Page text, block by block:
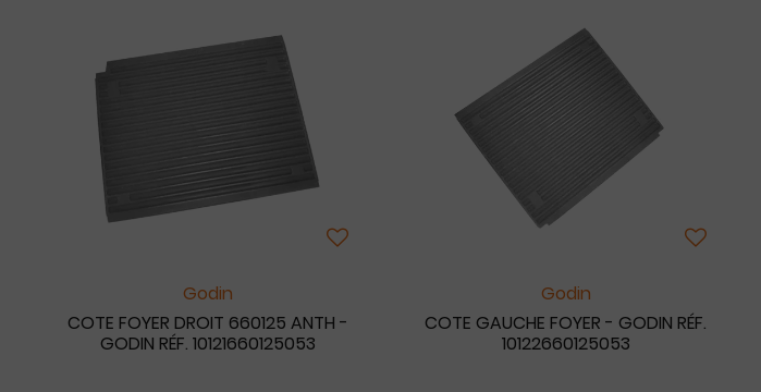
Godin
COTE FOYER DROIT 660125 ANTH -
GODIN RÉF. 10121660125053
Godin
COTE GAUCHE FOYER - GODIN RÉF.
10122660125053